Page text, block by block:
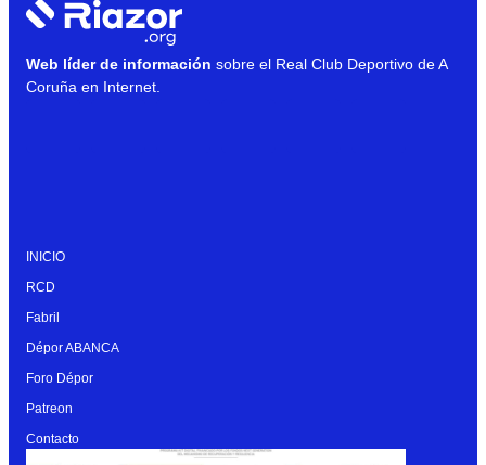
Web líder de información sobre el Real Club Deportivo de A
Coruña en Internet.
INICIO
RCD
Fabril
Dépor ABANCA
Foro Dépor
Patreon
Contacto